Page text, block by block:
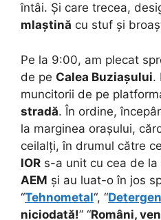
întâi. Și care trecea,
mlaștină cu stuf și
Pe la 9:00, am plecat
de pe Calea Buziașului.
muncitorii de pe
stradă. În ordine,
la marginea orașului,
ceilalți, în drumul către
IOR s-a unit cu cea de la
AEM și au luat-o în jos
“Tehnometal“, “
niciodată!” “Români,